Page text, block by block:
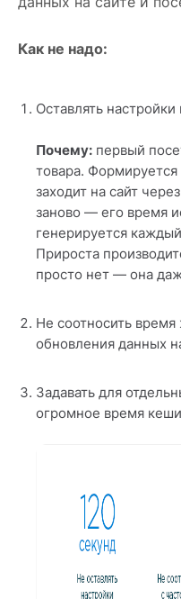
Как не надо:
Оставлять
Почему: первый
товара.
заходит на сайт
заново — его время
генерируется
Прироста
просто нет — она
Не соотносить
обновления данных
Задавать для
огромное время